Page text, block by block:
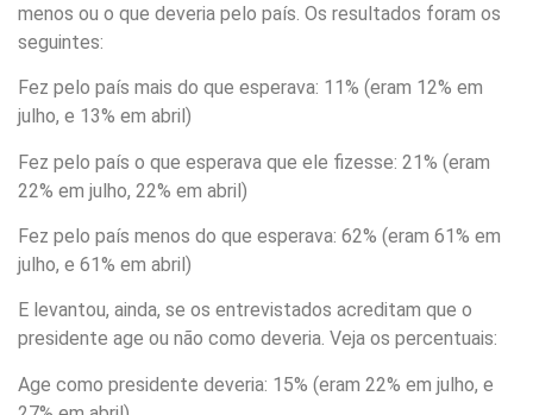
menos ou o que deveria pelo país. Os resultados foram os
seguintes:
Fez pelo país mais do que esperava: 11% (eram 12% em
julho, e 13% em abril)
Fez pelo país o que esperava que ele fizesse: 21% (eram
22% em julho, 22% em abril)
Fez pelo país menos do que esperava: 62% (eram 61% em
julho, e 61% em abril)
E levantou, ainda, se os entrevistados acreditam que o
presidente age ou não como deveria. Veja os percentuais:
Age como presidente deveria: 15% (eram 22% em julho, e